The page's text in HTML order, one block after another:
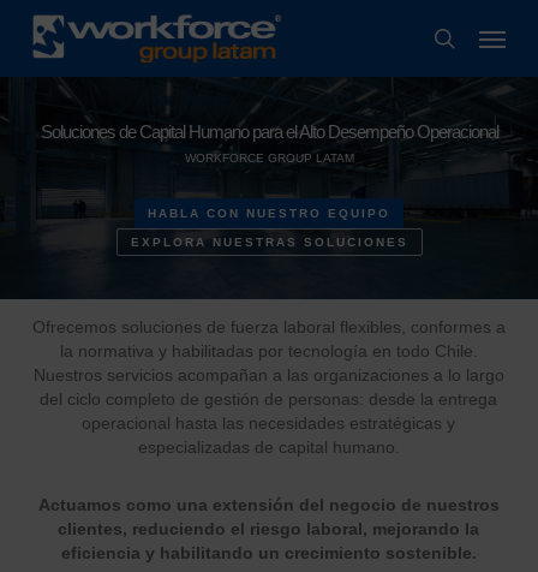
main
content
search
Menu
Soluciones de Capital Humano para el Alto Desempeño Operacional
WORKFORCE GROUP LATAM
HABLA CON NUESTRO EQUIPO
EXPLORA NUESTRAS SOLUCIONES
Ofrecemos soluciones de fuerza laboral flexibles, conformes a
la normativa y habilitadas por tecnología en todo Chile.
Nuestros servicios acompañan a las organizaciones a lo largo
del ciclo completo de gestión de personas: desde la entrega
operacional hasta las necesidades estratégicas y
especializadas de capital humano.
Actuamos como una extensión del negocio de nuestros
clientes, reduciendo el riesgo laboral, mejorando la
eficiencia y habilitando un crecimiento sostenible.